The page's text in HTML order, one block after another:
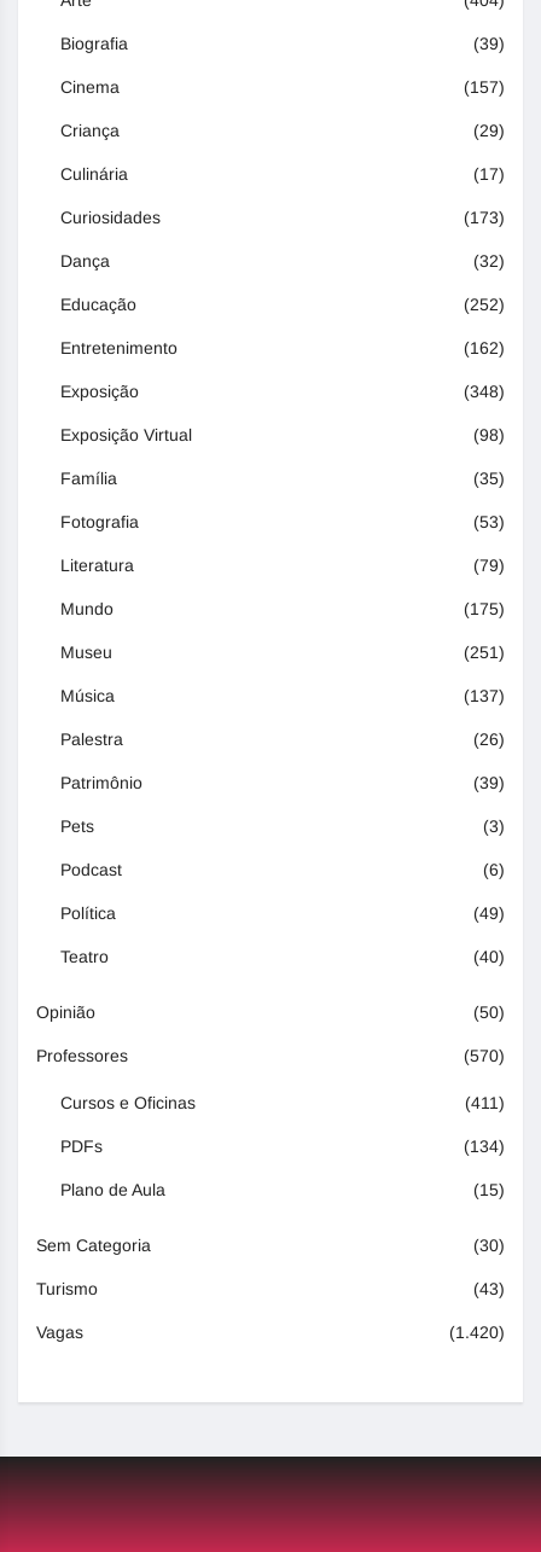
Biografia (39)
Cinema (157)
Criança (29)
Culinária (17)
Curiosidades (173)
Dança (32)
Educação (252)
Entretenimento (162)
Exposição (348)
Exposição Virtual (98)
Família (35)
Fotografia (53)
Literatura (79)
Mundo (175)
Museu (251)
Música (137)
Palestra (26)
Patrimônio (39)
Pets (3)
Podcast (6)
Política (49)
Teatro (40)
Opinião (50)
Professores (570)
Cursos e Oficinas (411)
PDFs (134)
Plano de Aula (15)
Sem Categoria (30)
Turismo (43)
Vagas (1.420)